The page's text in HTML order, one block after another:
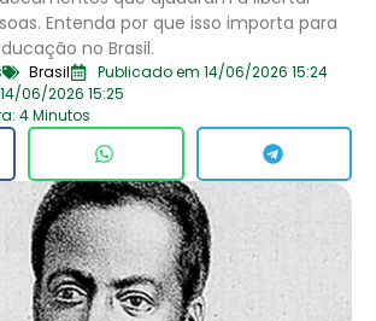
Entenda por que isso importa para
no Brasil.
Brasil
Publicado em 14/06/2026 15:24
06/2026 15:25
4 Minutos